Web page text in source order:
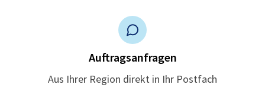
Auftragsanfragen
Aus Ihrer Region direkt in Ihr Postfach